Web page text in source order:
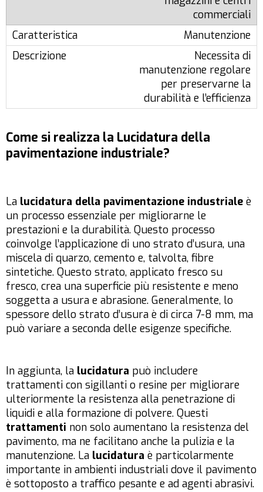
commerciali
Manutenzione
Necessita di
manutenzione regolare
per preservarne la
durabilità e l’efficienza
Come si realizza la Lucidatura della
pavimentazione industriale?
La lucidatura della pavimentazione industriale è
un processo essenziale per migliorarne le
prestazioni e la durabilità. Questo processo
coinvolge l’applicazione di uno strato d’usura, una
miscela di quarzo, cemento e, talvolta, fibre
sintetiche. Questo strato, applicato fresco su
fresco, crea una superficie più resistente e meno
soggetta a usura e abrasione. Generalmente, lo
spessore dello strato d’usura è di circa 7-8 mm, ma
può variare a seconda delle esigenze specifiche.
In aggiunta, la lucidatura può includere
trattamenti con sigillanti o resine per migliorare
ulteriormente la resistenza alla penetrazione di
liquidi e alla formazione di polvere. Questi
trattamenti non solo aumentano la resistenza del
pavimento, ma ne facilitano anche la pulizia e la
manutenzione. La lucidatura è particolarmente
importante in ambienti industriali dove il pavimento
è sottoposto a traffico pesante e ad agenti abrasivi.